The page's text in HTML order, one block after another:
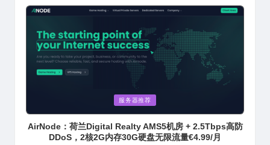
in
服务器推荐
AirNode：荷兰Digital Realty AMS5机房 + 2.5Tbps高防
DDoS，2核2G内存30G硬盘无限流量€4.99/月